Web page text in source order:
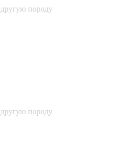
породу
породу